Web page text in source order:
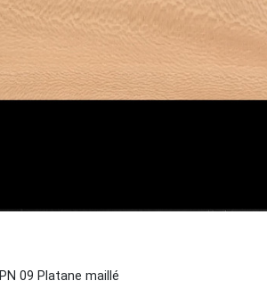
PN 09 Platane maillé